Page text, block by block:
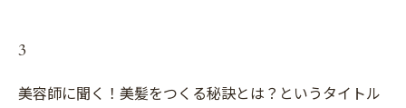
3
美容師に聞く！美髪をつくる秘訣とは？というタイトル